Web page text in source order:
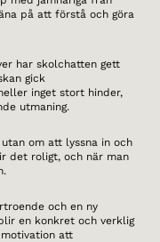
på att förstå och göra
har skolchatten gett
gick
inget stort hinder,
utmaning.
om att lyssna in och
det roligt, och när man
och en ny
en konkret och verklig
att